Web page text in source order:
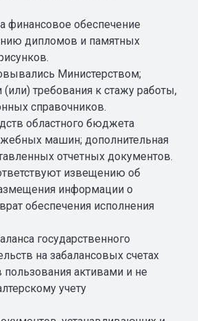
финансовое обеспечение
дипломов и памятных
Министерством;
требования к стажу работы,
справочников.
областного бюджета
машин; дополнительная
отчетных документов.
извещению об
информации о
обеспечения исполнения
государственного
на забалансовых счетах
активами и не
учету